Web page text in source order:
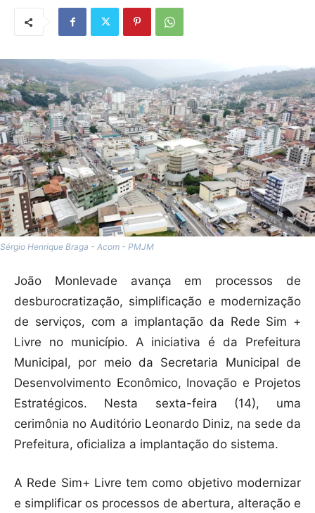
Sérgio Henrique Braga - Acom - PMJM
João Monlevade avança em processos de
desburocratização, simplificação e modernização
de serviços, com a implantação da Rede Sim +
Livre no município. A iniciativa é da Prefeitura
Municipal, por meio da Secretaria Municipal de
Desenvolvimento Econômico, Inovação e Projetos
Estratégicos. Nesta sexta-feira (14), uma
cerimônia no Auditório Leonardo Diniz, na sede da
Prefeitura, oficializa a implantação do sistema.
A Rede Sim+ Livre tem como objetivo modernizar
e simplificar os processos de abertura, alteração e